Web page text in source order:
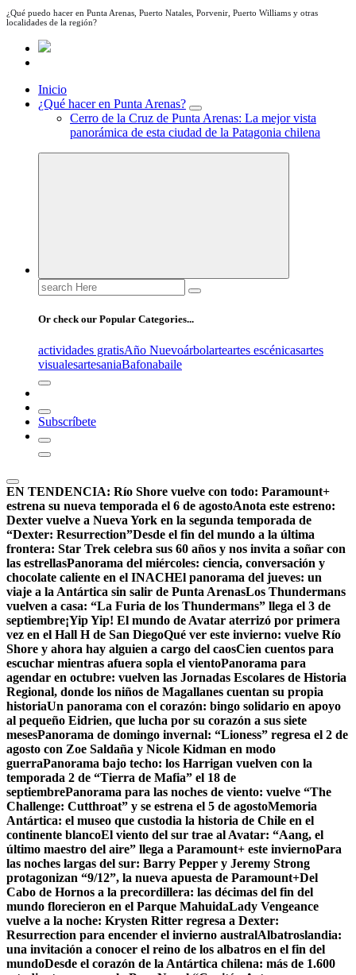
¿Qué puedo hacer en Punta Arenas, Puerto Natales, Porvenir, Puerto Williams y otras
localidades de la región?
Inicio
¿Qué hacer en Punta Arenas?
Cerro de la Cruz de Punta Arenas: La mejor vista
panorámica de esta ciudad de la Patagonia chilena
Search
for:
Or check our Popular Categories...
actividades gratisAño Nuevoárbolarteartes escénicasartes
visualesartesaniaBafonabaile
Subscríbete
EN TENDENCIA: Río Shore vuelve con todo: Paramount+
estrena su nueva temporada el 6 de agostoAnota este estreno:
Dexter vuelve a Nueva York en la segunda temporada de
“Dexter: Resurrection”Desde el fin del mundo a la última
frontera: Star Trek celebra sus 60 años y nos invita a soñar con
las estrellasPanorama del miércoles: ciencia, conversación y
chocolate caliente en el INACHEl panorama del jueves: un
viaje a la Antártica sin salir de Punta ArenasLos Thundermans
vuelven a casa: “La Furia de los Thundermans” llega el 3 de
septiembre¡Yip Yip! El mundo de Avatar aterrizó por primera
vez en el Hall H de San DiegoQué ver este invierno: vuelve Río
Shore y ahora hay alguien a cargo del caosCien cuentos para
escuchar mientras afuera sopla el vientoPanorama para
agendar en octubre: vuelven las Jornadas Escolares de Historia
Regional, donde los niños de Magallanes cuentan su propia
historiaUn panorama con el corazón: bingo solidario en apoyo
al pequeño Eidrien, que lucha por su corazón a sus siete
mesesPanorama de domingo invernal: “Lioness” regresa el 2 de
agosto con Zoe Saldaña y Nicole Kidman en modo
guerraPanorama bajo techo: los Harrigan vuelven con la
temporada 2 de “Tierra de Mafia” el 18 de
septiembrePanorama para las noches de viento: vuelve “The
Challenge: Cutthroat” y se estrena el 5 de agostoMemoria
Antártica: el museo que custodia la historia de Chile en el
continente blancoEl viento del sur trae al Avatar: “Aang, el
último maestro del aire” llega a Paramount+ este inviernoPara
las noches largas del sur: Barry Pepper y Jeremy Strong
protagonizan “9/12”, la nueva apuesta de Paramount+Del
Cabo de Hornos a la precordillera: las décimas del fin del
mundo florecieron en el Parque MahuidaLady Vengeance
vuelve a la noche: Krysten Ritter regresa a Dexter:
Resurrection para encender el invierno australAlbatroslandia:
una invitación a conocer el reino de los albatros en el fin del
mundoDesde el corazón de la Antártica chilena: más de 1.600